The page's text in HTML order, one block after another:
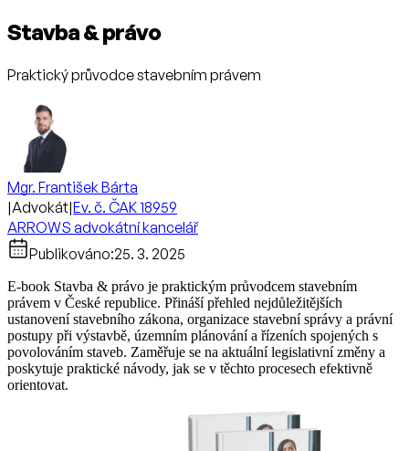
Stavba & právo
Praktický průvodce stavebním právem
Mgr. František Bárta
|Advokát|Ev. č. ČAK 18959
ARROWS advokátní kancelář
Publikováno:25. 3. 2025
E-book Stavba & právo je praktickým průvodcem stavebním
právem v České republice. Přináší přehled nejdůležitějších
ustanovení stavebního zákona, organizace stavební správy a právní
postupy při výstavbě, územním plánování a řízeních spojených s
povolováním staveb. Zaměřuje se na aktuální legislativní změny a
poskytuje praktické návody, jak se v těchto procesech efektivně
orientovat.